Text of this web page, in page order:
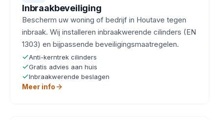
Inbraakbeveiliging
Bescherm uw woning of bedrijf in Houtave tegen
inbraak. Wij installeren inbraakwerende cilinders (EN
1303) en bijpassende beveiligingsmaatregelen.
Anti-kerntrek cilinders
Gratis advies aan huis
Inbraakwerende beslagen
Meer info